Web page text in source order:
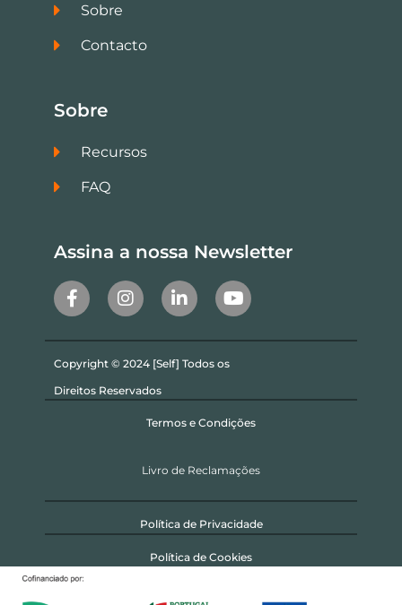
Sobre
Contacto
Sobre
Recursos
FAQ
Assina a nossa Newsletter
Copyright © 2024 [Self] Todos os
Direitos Reservados
Termos e Condições
Livro de Reclamações
Política de Privacidade
Política de Cookies